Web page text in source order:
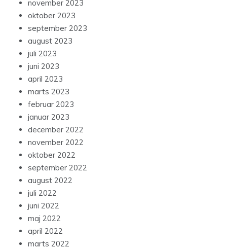
november 2023
oktober 2023
september 2023
august 2023
juli 2023
juni 2023
april 2023
marts 2023
februar 2023
januar 2023
december 2022
november 2022
oktober 2022
september 2022
august 2022
juli 2022
juni 2022
maj 2022
april 2022
marts 2022